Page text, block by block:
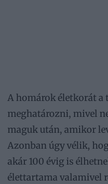
A homárok életkorát a
meghatározni, mivel
maguk után, amikor
Azonban úgy vélik,
akár 100 évig is
élettartama valamivel